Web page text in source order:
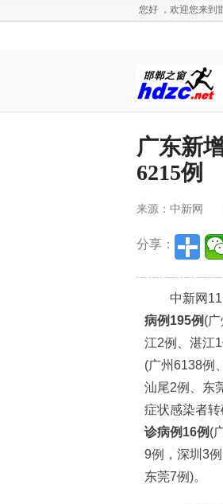
您好 ，欢迎您来到
广东新
6215例
来源：中新网
分享：
中新网11月
病例195例 (
江2例、湛江
(广州6138例
汕尾2例、东
症状感染者
诊病例16例 (
9例，深圳3
东莞7例)。